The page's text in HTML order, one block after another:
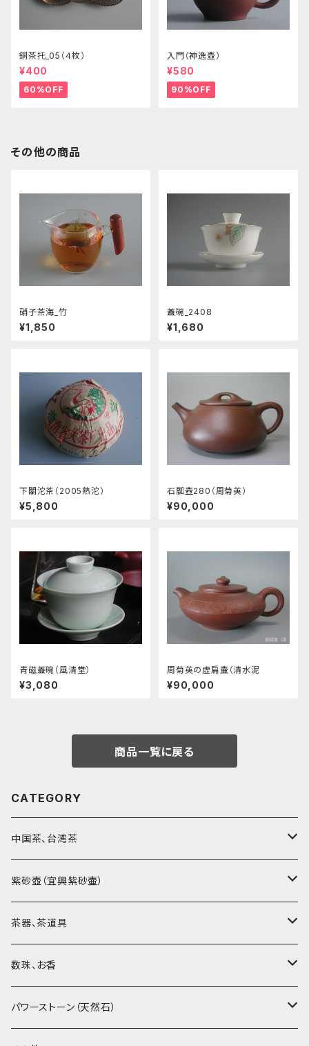
銅茶托_05（４枚）
¥400
60%OFF
入門（神逸壺）
¥580
90%OFF
その他の商品
硝子茶海_竹
¥1,850
蓋碗_2408
¥1,680
下關沱茶（2005熟沱）
¥5,800
石瓢壺280（周菊英）
¥90,000
青磁蓋碗（風清堂）
¥3,080
周菊英の虚扁壷（清水泥
¥90,000
商品一覧に戻る
CATEGORY
中国茶、台湾茶
烏龍茶（ウーロン茶）
黒茶（緊圧茶、普洱茶）
紅茶、白茶、緑茶
茶外茶、工藝茶、その他
紫砂壺（宜興紫砂壷）
大師、名人、高工の作品
周菊英（高級工藝美術師）
高級工藝美術師の作品
茶器、茶道具
茶杯、聞香杯
茶海、茶漏（茶漉し）
数珠、お香
お香、香炉
パワーストーン（天然石）